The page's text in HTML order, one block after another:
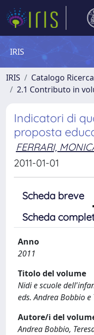
IRIS
IRIS Catalogo Ricerca
2.1 Contributo in
Indicatori di
proposta
FERRARI,
2011-01-01
Scheda breve
Scheda
Anno
2011
Titolo del volume
Nidi e scuole
eds. Andrea Bobbio e
Autore/i del
Andrea Bobbio,